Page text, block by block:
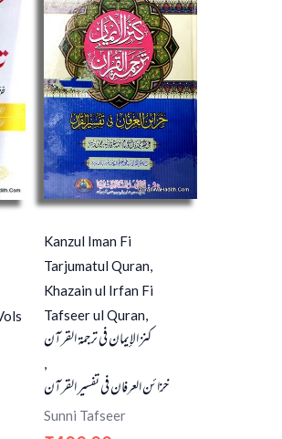
Kanzul Iman Fi
Tarjumatul Quran,
Khazain ul Irfan Fi
Tafseer ul Quran,
كنز الإيمان فی ترجمۃ القرآن
,
خزائن العرفان فی تفسیر القرآن
Sunni Tafseer